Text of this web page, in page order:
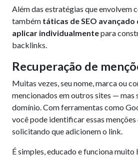
Além das estratégias que envolvem
também táticas de SEO avançado
aplicar individualmentepara
backlinks.
Recuperação de
Muitas vezes, seu nome, marca ou
mencionados em outros sites — mas
domínio. Com ferramentas como
você pode identificar essas
solicitando que adicionem o link.
É simples, educado e funciona muito